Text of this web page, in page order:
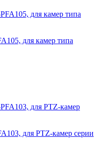
для камер типа
для PTZ-камер серии